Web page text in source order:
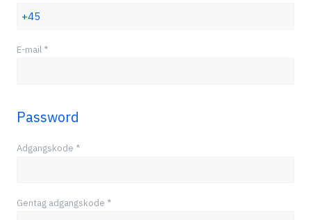
+45
E-mail *
Password
Adgangskode *
Gentag adgangskode *